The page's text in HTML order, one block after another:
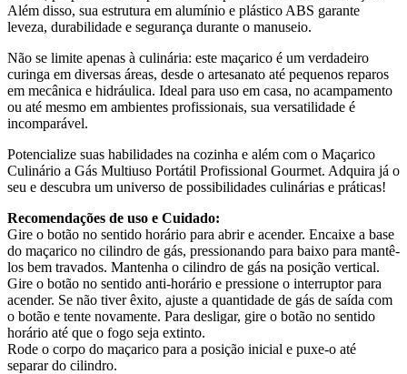
Além disso, sua estrutura em alumínio e plástico ABS garante
leveza, durabilidade e segurança durante o manuseio.
Não se limite apenas à culinária: este maçarico é um verdadeiro
curinga em diversas áreas, desde o artesanato até pequenos reparos
em mecânica e hidráulica. Ideal para uso em casa, no acampamento
ou até mesmo em ambientes profissionais, sua versatilidade é
incomparável.
Potencialize suas habilidades na cozinha e além com o Maçarico
Culinário a Gás Multiuso Portátil Profissional Gourmet. Adquira já o
seu e descubra um universo de possibilidades culinárias e práticas!
Recomendações de uso e Cuidado:
Gire o botão no sentido horário para abrir e acender. Encaixe a base
do maçarico no cilindro de gás, pressionando para baixo para mantê-
los bem travados. Mantenha o cilindro de gás na posição vertical.
Gire o botão no sentido anti-horário e pressione o interruptor para
acender. Se não tiver êxito, ajuste a quantidade de gás de saída com
o botão e tente novamente. Para desligar, gire o botão no sentido
horário até que o fogo seja extinto.
Rode o corpo do maçarico para a posição inicial e puxe-o até
separar do cilindro.